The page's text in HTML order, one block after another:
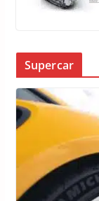
Supercar